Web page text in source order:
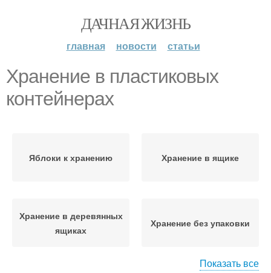
ДАЧНАЯ ЖИЗНЬ
главная новости статьи
Хранение в пластиковых
контейнерах
Яблоки к хранению Хранение в ящике
Хранение в деревянных
ящиках
Хранение без упаковки
Показать все